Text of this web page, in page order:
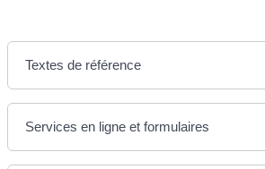
Textes de référence
Services en ligne et formulaires